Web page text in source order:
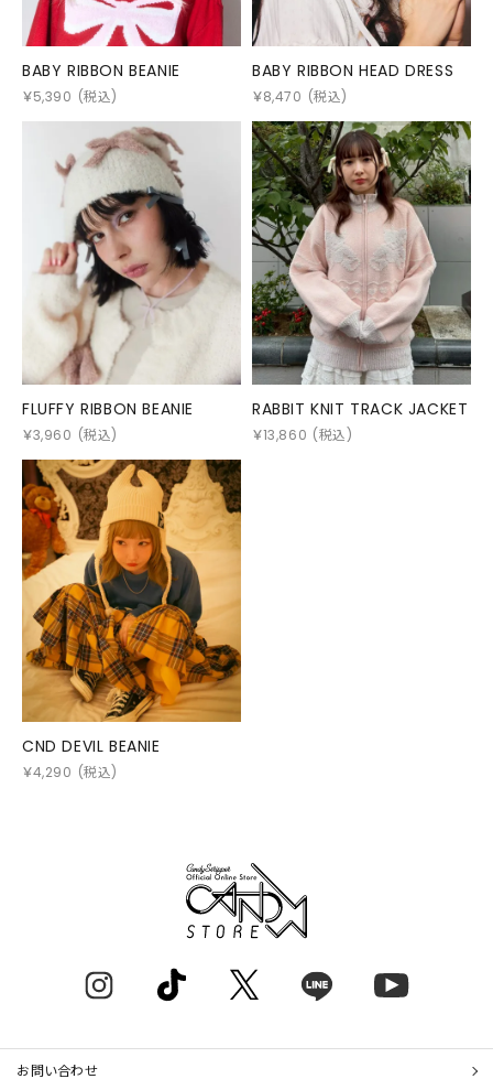
BABY RIBBON BEANIE
￥5,390 (税込)
BABY RIBBON HEAD DRESS
￥8,470 (税込)
FLUFFY RIBBON BEANIE
￥3,960 (税込)
RABBIT KNIT TRACK JACKET
￥13,860 (税込)
CND DEVIL BEANIE
￥4,290 (税込)
お問い合わせ